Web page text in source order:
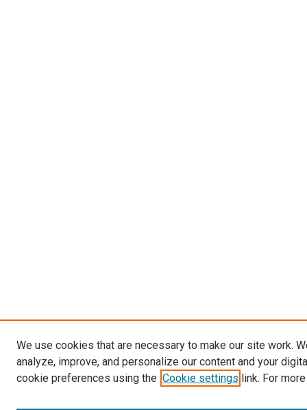
We use cookies that are necessary to make our site work.
analyze, improve, and personalize our content and your
cookie preferences using the Cookie settings link. For